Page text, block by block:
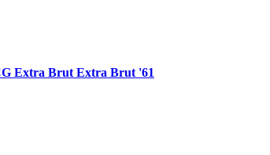
Extra Brut Extra Brut '61